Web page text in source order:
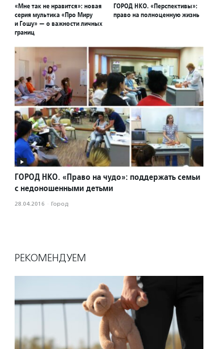
«Мне так не нравится»: новая
серия мультика «Про Миру
и Гошу» — о важности личных
границ
ГОРОД НКО. «Перспективы»:
право на полноценную жизнь
ГОРОД НКО. «Право на чудо»: поддержать семьи
с недоношенными детьми
28.04.2016 · Город
РЕКОМЕНДУЕМ